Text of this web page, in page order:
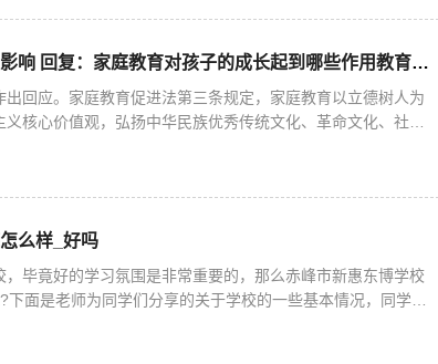
家庭教育促进法的意义及影响 回复：家庭教育对孩子的成长起到哪些作用教育资讯网-教育行业资讯百科大全
回应。家庭教育促进法第三条规定，家庭教育以立德树人为
核心价值观，弘扬中华民族优秀传统文化、革命文化、社会
么样_好吗
毕竟好的学习氛围是非常重要的，那么赤峰市新惠东博学校
下面是老师为同学们分享的关于学校的一些基本情况，同学们